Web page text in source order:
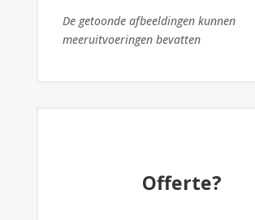
De getoonde afbeeldingen kunnen
meeruitvoeringen bevatten
Offerte?